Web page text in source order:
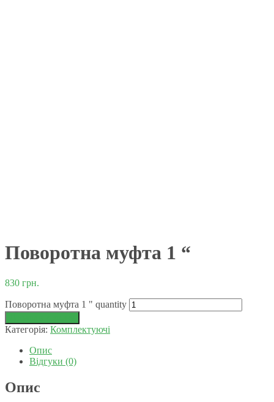
Поворотна муфта 1 “
830 грн.
Поворотна муфта 1 " quantity
Категорія: Комплектуючі
Опис
Відгуки (0)
Опис